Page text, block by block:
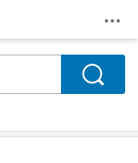
メ
検索